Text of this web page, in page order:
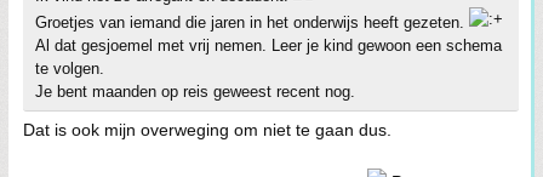
Groetjes van iemand die jaren in het onderwijs heeft gezeten.
Al dat gesjoemel met vrij nemen. Leer je kind gewoon een schema
te volgen.
Je bent maanden op reis geweest recent nog.
Dat is ook mijn overweging om niet te gaan dus.